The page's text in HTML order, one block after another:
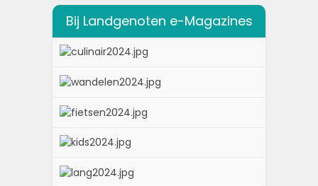
Bij Landgenoten e-Magazines